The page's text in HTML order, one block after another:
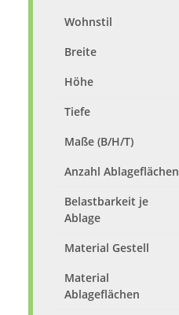
Wohnstil
Breite
Höhe
Tiefe
Maße (B/H/T)
Anzahl Ablageflächen
Belastbarkeit je
Ablage
Material Gestell
Material
Ablageflächen